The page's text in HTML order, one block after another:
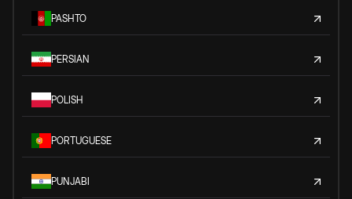
PASHTO
PERSIAN
POLISH
PORTUGUESE
PUNJABI